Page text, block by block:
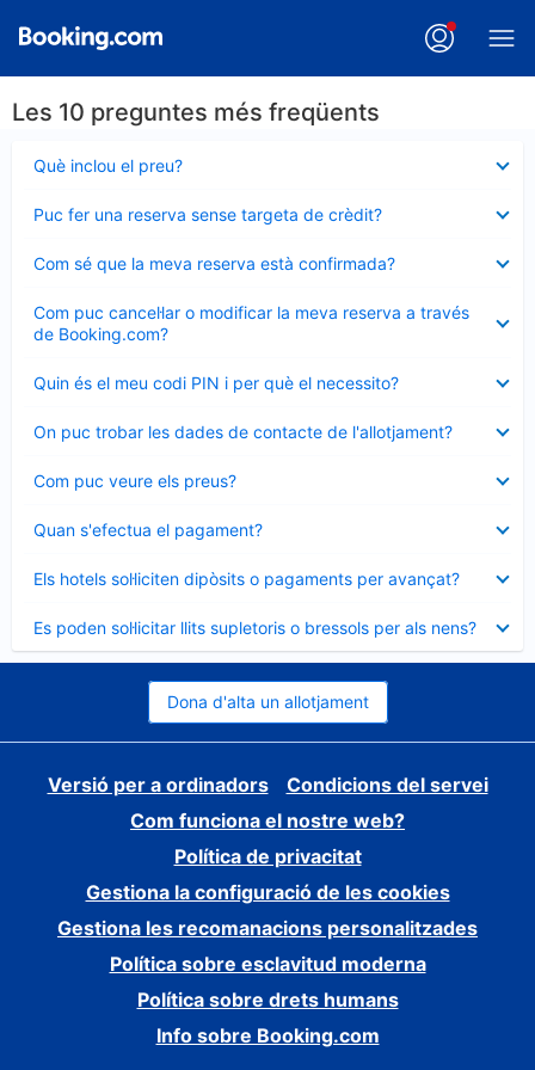
Les 10 preguntes més freqüents
Què inclou el preu?
tancat
Puc fer una reserva sense targeta de crèdit?
tancat
Com sé que la meva reserva està confirmada?
tancat
Com puc cancel·lar o modificar la meva reserva a través
de Booking.com?
tancat
Quin és el meu codi PIN i per què el necessito?
tancat
On puc trobar les dades de contacte de l'allotjament?
tancat
Com puc veure els preus?
tancat
Quan s'efectua el pagament?
tancat
Els hotels sol·liciten dipòsits o pagaments per avançat?
tancat
Es poden sol·licitar llits supletoris o bressols per als nens?
tancat
Dona d'alta un allotjament
Versió per a ordinadors
Condicions del servei
Com funciona el nostre web?
Política de privacitat
Gestiona la configuració de les cookies
Gestiona les recomanacions personalitzades
Política sobre esclavitud moderna
Política sobre drets humans
Info sobre Booking.com